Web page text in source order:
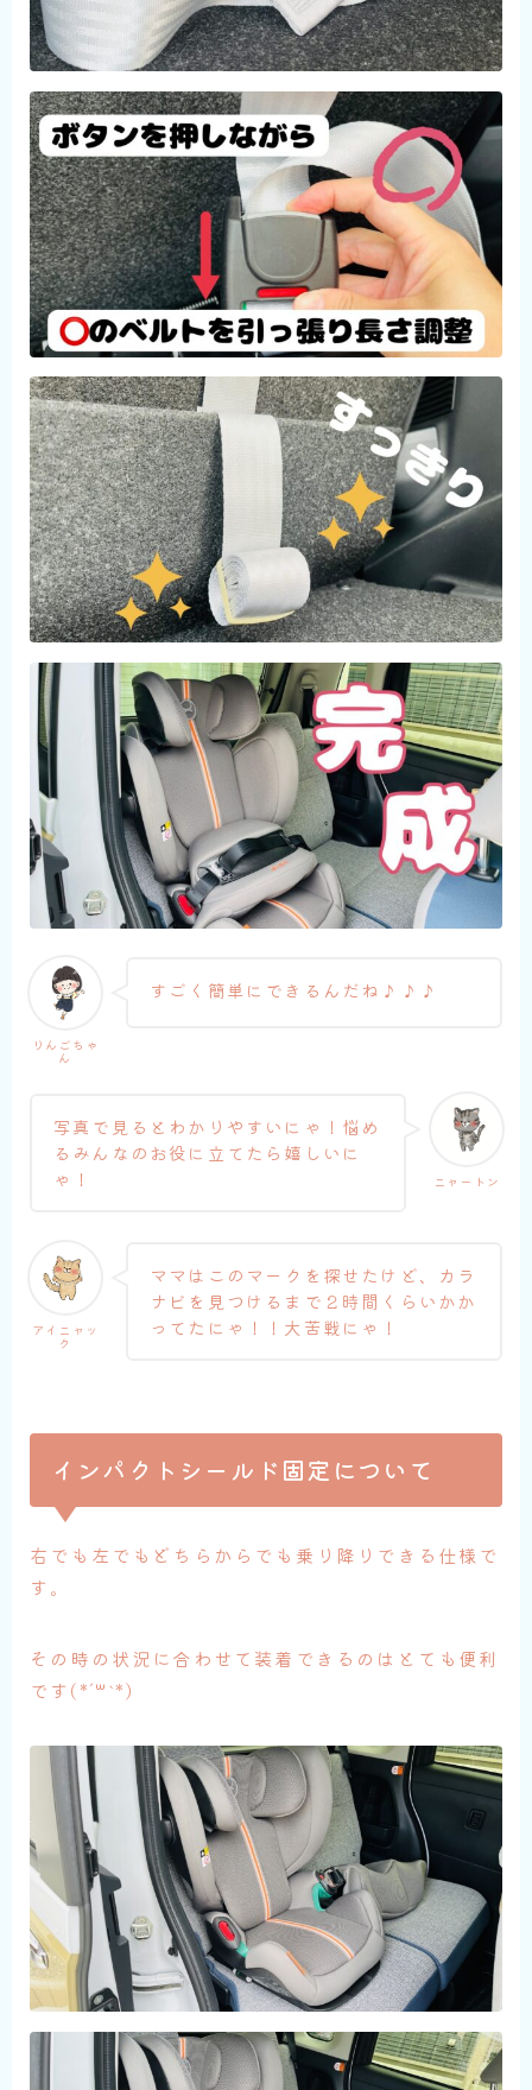
りんごちゃ
ん
すごく簡単にできるんだね♪♪♪
ニャートン
写真で見るとわかりやすいにゃ！悩め
るみんなのお役に立てたら嬉しいに
ゃ！
アイニャッ
ク
ママはこのマークを探せたけど、カラ
ナビを見つけるまで２時間くらいかか
ってたにゃ！！大苦戦にゃ！
インパクトシールド固定について
右でも左でもどちらからでも乗り降りできる仕様で
す。
その時の状況に合わせて装着できるのはとても便利
です(*´꒳`*)